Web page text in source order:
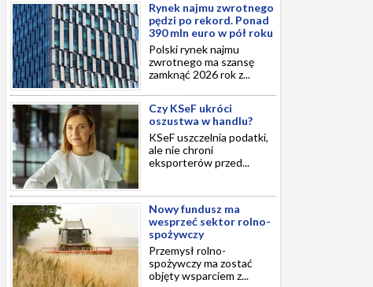
Rynek najmu zwrotnego
pędzi po rekord. Ponad
390 mln euro w pół roku
Polski rynek najmu
zwrotnego ma szansę
zamknąć 2026 rok z...
Czy KSeF ukróci
oszustwa w handlu?
KSeF uszczelnia podatki,
ale nie chroni
eksporterów przed...
Nowy fundusz ma
wesprzeć sektor rolno-
spożywczy
Przemysł rolno-
spożywczy ma zostać
objęty wsparciem z...